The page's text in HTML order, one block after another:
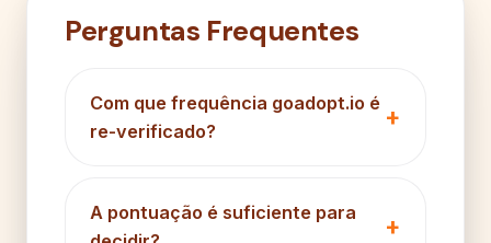
Perguntas Frequentes
Com que frequência goadopt.io é
re-verificado?
A pontuação é suficiente para